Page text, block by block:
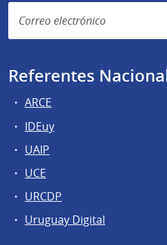
Referentes
ARCE
IDEuy
UAIP
UCE
URCDP
Uruguay Digital